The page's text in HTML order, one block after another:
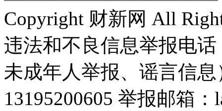
Copyright 财新网 All
违法和不良信息举报电
未成年人举报、谣言信
13195200605 举报邮箱